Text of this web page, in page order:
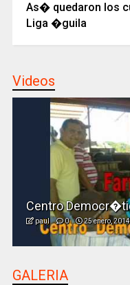
As� quedaron los
Liga �guila
Videos
Centro
paul 0 25 enero,
GALERIA